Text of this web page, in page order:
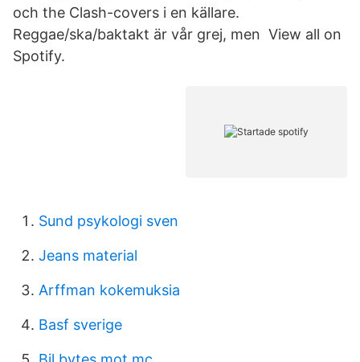
och the Clash-covers i en källare.
Reggae/ska/baktakt är vår grej, men View all on
Spotify.
Sund psykologi sven
Jeans material
Arffman kokemuksia
Basf sverige